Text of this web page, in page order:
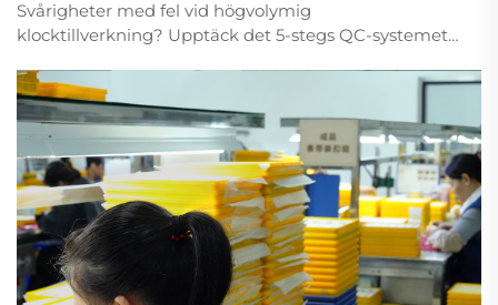
Svårigheter med fel vid högvolymig
klocktillverkning? Upptäck det 5-stegs QC-systemet
genomsnittlig godkännandefrekvens. Lär dig mer
om ISO-certifierade protokoll och AI-driven
inspektion – ladda ner QC-checklistan.